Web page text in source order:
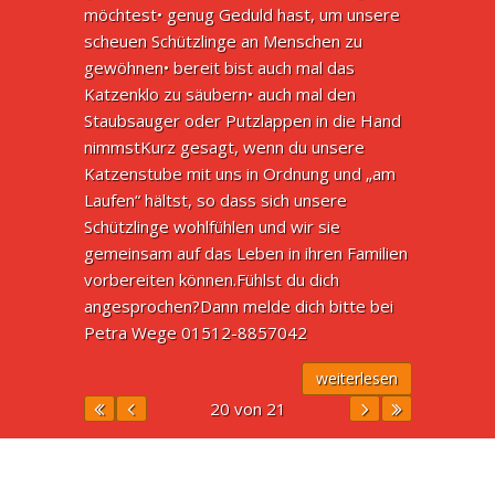
möchtest• genug Geduld hast, um unsere
scheuen Schützlinge an Menschen zu
gewöhnen• bereit bist auch mal das
Katzenklo zu säubern• auch mal den
Staubsauger oder Putzlappen in die Hand
nimmstKurz gesagt, wenn du unsere
Katzenstube mit uns in Ordnung und „am
Laufen“ hältst, so dass sich unsere
Schützlinge wohlfühlen und wir sie
gemeinsam auf das Leben in ihren Familien
vorbereiten können.Fühlst du dich
angesprochen?Dann melde dich bitte bei
Petra Wege 01512-8857042
weiterlesen
20 von 21